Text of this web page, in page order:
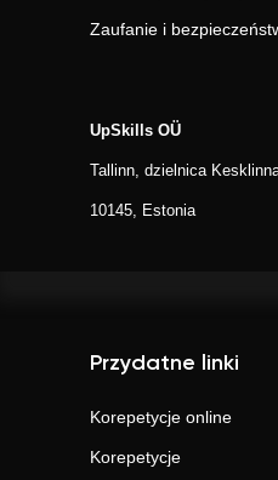
Zaufanie i
UpSkills OÜ
Tallinn, dzielnica
10145, Estonia
Przydatne linki
Korepetycje online
Korepetycje